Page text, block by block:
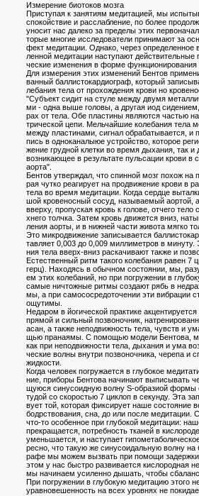
Измерение биотоков мозга
Приступая к занятиям медитацией, мы
спокойствие и расслабление, по более
уносит нас далеко за пределы этих
торые многие исследователи принимают за
фект медитации. Однако, через определенное
ленной медитации наступают действительные
ческие изменения в форме функционирования
Для измерения этих изменений Бентов
ванный баллистокардиограф, который
лебания тела от прохождения крови но
"Субъект сидит на стуле между двумя
ми - одна выше головы, а другая иод сидением,
рах от тела. Обе пластины являются частью
трической цепи. Мельчайшие колебания тела
между пластинами, сигнал обрабатывается, и
пись в одноканалыюе устройство, которое
жение грудной клетки во время дыхания, так и
возникающее в результате пульсации крови в
аорта".
Бентов утверждал, что спинной мозг похож на
рая чутко реагирует на продвижение крови в
тела во время медитации. Когда сердце
шой кровеносный сосуд, называемый аортой,
вверху, пропуская кровь к голове, отчего тело
хнего толчка. Затем кровь движется вниз,
ления аорты, и в нижней части живота мягко
Это микродвижение записывается
тавляет 0,003 до 0,009 миллиметров в минуту.
ния тела вверх-вниз раскачивают также и
Естественный ритм такого колебания равен 7
герц). Находясь в обычном состоянии, мы,
ем этих колебаний, но при погружении в
самые ничтожные ритмы создают рябь в
мы, а при самососредоточении эти вибрации
ощутимы.
Недаром в йогической практике акцентируется
прямой и сильный позвоночник,
асан, а также неподвижность тела, чувств и
щью пранаямы. С помощью модели Бентова,
как при неподвижности тела, дыхания и ума
ческие волны внутри позвоночника, черепа и
жидкости.
Когда человек погружается в глубокое
ние, приборы Бентова начинают выписывать
щуюся синусоидную волну S-образиой формы
тудой со скоростью 7 циклоп в секунду. Эта
вует той, которая фиксирует наше состояние
бодрствования, сна, до или после медитации.
что-то особенное при глубокой медитации:
прекращается, потребность тканей в
уменьшается, и наступает
ресно, что такую же синусоидальную волну на
рафе мы можем вызвать при помощи задержки
этом у нас быстро развивается кислородная
мы начинаем усиленно дышать, чтобы
При погружении в глубокую медитацию этого
уравновешенность на всех уровнях не